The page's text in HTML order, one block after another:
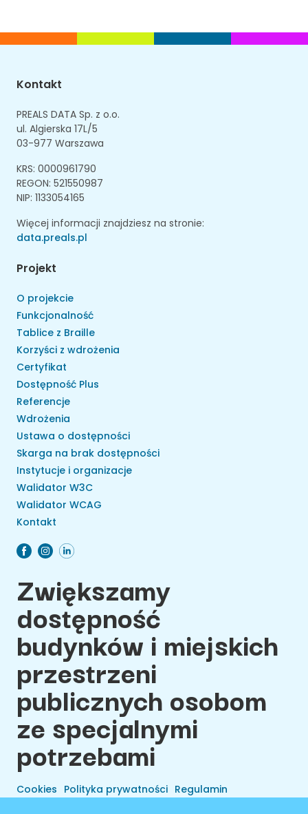
Kontakt
PREALS DATA Sp. z o.o.
ul. Algierska 17L/5
03-977 Warszawa
KRS: 0000961790
REGON: 521550987
NIP: 1133054165
Więcej informacji znajdziesz na stronie:
data.preals.pl
Projekt
O projekcie
Funkcjonalność
Tablice z Braille
Korzyści z wdrożenia
Certyfikat
Dostępność Plus
Referencje
Wdrożenia
Ustawa o dostępności
Skarga na brak dostępności
Instytucje i organizacje
Walidator W3C
Walidator WCAG
Kontakt
Zwiększamy
dostępność
budynków i miejskich
przestrzeni
publicznych osobom
ze specjalnymi
potrzebami
Cookies Polityka prywatności Regulamin